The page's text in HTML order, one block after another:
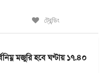
ট্রেন্ডিং
মজুরি হবে ঘণ্টায় ১৭.৪০